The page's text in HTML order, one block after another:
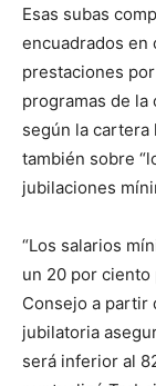
Esas subas
encuadrados en
prestaciones
programas de la
según la cartera
también sobre
jubilaciones
“Los salarios
un 20 por
Consejo a partir
jubilatoria
será inferior al